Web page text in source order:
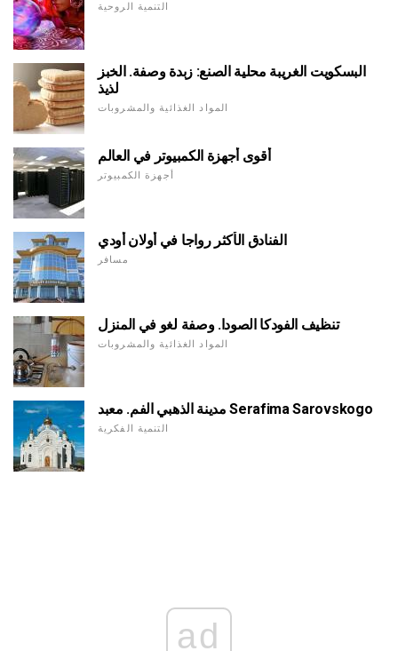
التنمية الروحية
البسكويت الغريبة محلية الصنع: زبدة وصفة. الخبز
لذيذ
المواد الغذائية والمشروبات
أقوى أجهزة الكمبيوتر في العالم
أجهزة الكمبيوتر
الفنادق الأكثر رواجا في أولان أودي
مسافر
تنظيف الفودكا الصودا. وصفة لغو في المنزل
المواد الغذائية والمشروبات
مدينة الذهبي الفم. معبد Serafima Sarovskogo
التنمية الفكرية
ad